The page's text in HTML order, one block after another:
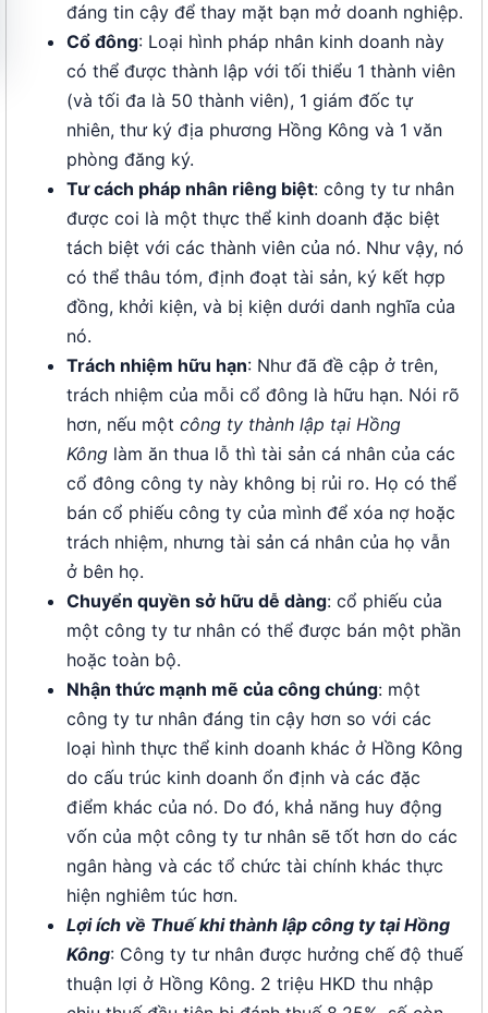
đáng tin cậy để thay mặt bạn mở doanh nghiệp.
Cổ đông: Loại hình pháp nhân kinh doanh này
có thể được thành lập với tối thiểu 1 thành viên
(và tối đa là 50 thành viên), 1 giám đốc tự
nhiên, thư ký địa phương Hồng Kông và 1 văn
phòng đăng ký.
Tư cách pháp nhân riêng biệt: công ty tư nhân
được coi là một thực thể kinh doanh đặc biệt
tách biệt với các thành viên của nó. Như vậy, nó
có thể thâu tóm, định đoạt tài sản, ký kết hợp
đồng, khởi kiện, và bị kiện dưới danh nghĩa của
nó.
Trách nhiệm hữu hạn: Như đã đề cập ở trên,
trách nhiệm của mỗi cổ đông là hữu hạn. Nói rõ
hơn, nếu một công ty thành lập tại Hồng
Kông làm ăn thua lỗ thì tài sản cá nhân của các
cổ đông công ty này không bị rủi ro. Họ có thể
bán cổ phiếu công ty của mình để xóa nợ hoặc
trách nhiệm, nhưng tài sản cá nhân của họ vẫn
ở bên họ.
Chuyển quyền sở hữu dễ dàng: cổ phiếu của
một công ty tư nhân có thể được bán một phần
hoặc toàn bộ.
Nhận thức mạnh mẽ của công chúng: một
công ty tư nhân đáng tin cậy hơn so với các
loại hình thực thể kinh doanh khác ở Hồng Kông
do cấu trúc kinh doanh ổn định và các đặc
điểm khác của nó. Do đó, khả năng huy động
vốn của một công ty tư nhân sẽ tốt hơn do các
ngân hàng và các tổ chức tài chính khác thực
hiện nghiêm túc hơn.
Lợi ích về Thuế khi thành lập công ty tại Hồng
Kông: Công ty tư nhân được hưởng chế độ thuế
thuận lợi ở Hồng Kông. 2 triệu HKD thu nhập